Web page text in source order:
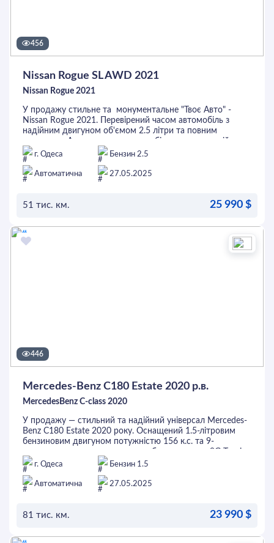
456
Nissan Rogue SL AWD 2021
Nissan Rogue 2021
У продажу стильне та монументальне "Твоє Авто" -
Nissan Rogue 2021. Перевірений часом автомобіль з
надійним двигуном об'ємом 2.5 літри та повним
приводом. Авто з невеликим пробігом та в хорошій
комплектації SL, є все необхідне: шкіряний салон,
електричне регулювання сидіння водія, підігріви сидінь
та керма, камери 360°, 3-зонний клімат-контроль,
адаптивний круїз-контроль, система контролю за
Перед покупкою автомобіль можна перевірити на будь-
або лізинг.
г. Одеса Бензин 2.5
Автоматична 27.05.2025
51 тис. км. 25 990 $
ОСТАВИТЬ ЗАЯВКУ
446
Mercedes-Benz C180 Estate 2020 р.в.
MercedesBenz C-class 2020
У продажу — стильний та надійний універсал Mercedes-
Benz C180 Estate 2020 року. Оснащений 1.5-літровим
бензиновим двигуном потужністю 156 к.с. та 9-
ступеневою автоматичною коробкою передач 9G-Tronic,
цей автомобіль забезпечує плавне та економічне
керування. Салон автомобіля вирізняється
високоякісними матеріалами та ергономічним дизайном.
Серед основних опцій: двозонний клімат-контроль,
система з підтримкою Apple CarPlay та Android Auto, а
універсал ідеально підходить для сімейних поїздок та
г. Одеса Бензин 1.5
Автоматична 27.05.2025
81 тис. км. 23 990 $
ОСТАВИТЬ ЗАЯВКУ